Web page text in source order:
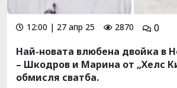
12:00 | 27 апр 25 2870
0
Най-новата влюбена двойка в
– Шкодров и Марина от „Хелс
обмисля сватба.